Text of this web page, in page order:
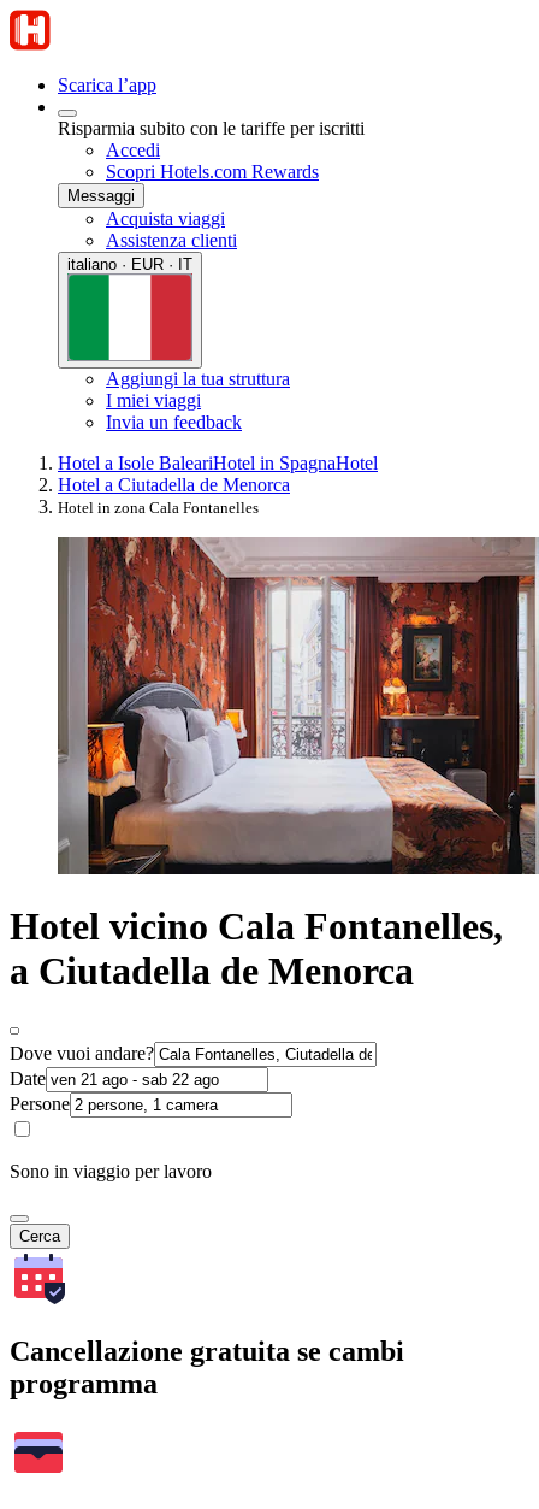
Scarica l’app
Risparmia subito con le tariffe per iscritti
Accedi
Scopri Hotels.com Rewards
Messaggi
Acquista viaggi
Assistenza clienti
italiano · EUR · IT
Aggiungi la tua struttura
I miei viaggi
Invia un feedback
Hotel a Isole BaleariHotel in SpagnaHotel
Hotel a Ciutadella de Menorca
Hotel in zona Cala Fontanelles
Hotel vicino Cala Fontanelles,
a Ciutadella de Menorca
Dove vuoi andare?
Date
Persone
Sono in viaggio per lavoro
Cerca
Cancellazione gratuita se cambi
programma